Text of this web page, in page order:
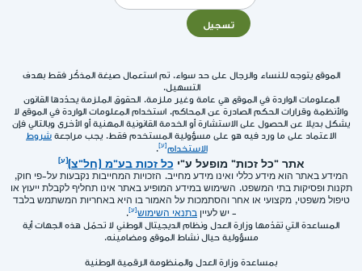
تسجيل
الموقع يتوجه للنساء والرجال على حد سواء. تم استعمال صيغة المذكّر فقط بهدف
التسهيل.
المعلومات الواردة في الموقع هي عامة وغير ملزمة. الحقوق الملزمة يحدّدها القانون
والأنظمة وقرارات الحكم الصادرة عن المحاكم. استخدام المعلومات الواردة في الموقع لا
يشكل بديلا عن الحصول على الاستشارة أو الخدمة القانونية المهنية أو الأخرى وبالتالي فإن
الاعتماد على ما ورد فيه هو على مسؤولية المستخدم فقط. يجب مراجعة شروط
الاستخدام
.
אתר "כל זכות" מופעל ע"י כל זכות בע"מ (חל"צ)
המידע באתר הוא מידע כללי ואינו מידע מחייב. הזכויות המחייבות נקבעות על-פי חוק,
תקנות ופסיקות בתי המשפט. השימוש במידע המופיע באתר אינו תחליף לקבלת ייעוץ או
טיפול משפטי, מקצועי או אחר והסתמכות על האמור בו היא באחריות המשתמש בלבד
- יש לעיין בתנאי השימוש
.
المساعدة التي تقدّمها وزارة العدل ونظام الديجيتال الوطني لا تحمّل هذه الجهات أية
مسؤولية حيال نشاط الموقع ومضامينه.
بمساعدة وزارة العدل والمنظومة الرقمية الوطنية